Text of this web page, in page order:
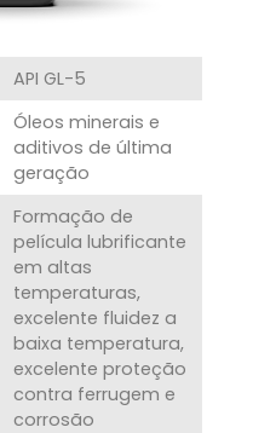
API GL-5
Óleos minerais e
aditivos de última
geração
Formação de
película lubrificante
em altas
temperaturas,
excelente fluidez a
baixa temperatura,
excelente proteção
contra ferrugem e
corrosão